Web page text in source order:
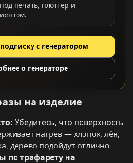
печать, плоттер и
с генератором
о генераторе
на изделие
Убедитесь, что поверхность
нагрев — хлопок, лён,
дерево подойдут отлично.
по трафарету на